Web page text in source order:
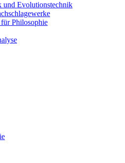
und Evolutionstechnik
Philosophie